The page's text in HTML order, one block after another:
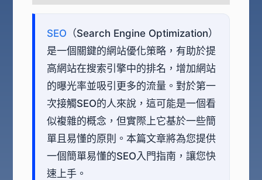
SEO （Search Engine Optimization）
是一個關鍵的網站優化策略，有助於提
高網站在搜索引擎中的排名，增加網站
的曝光率並吸引更多的流量。對於第一
次接觸SEO的人來說，這可能是一個看
似複雜的概念，但實際上它基於一些簡
單且易懂的原則。本篇文章將為您提供
一個簡單易懂的SEO入門指南，讓您快
速上手。